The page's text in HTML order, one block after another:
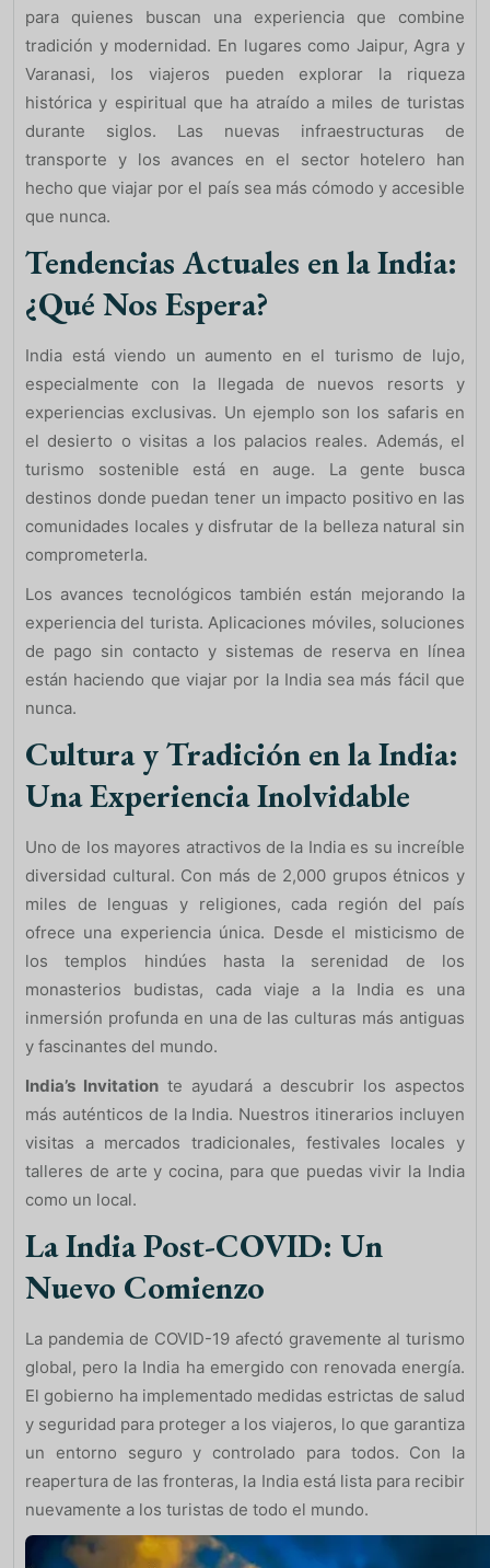
para quienes buscan una experiencia que combine
tradición y modernidad. En lugares como Jaipur, Agra y
Varanasi, los viajeros pueden explorar la riqueza
histórica y espiritual que ha atraído a miles de turistas
durante siglos. Las nuevas infraestructuras de
transporte y los avances en el sector hotelero han
hecho que viajar por el país sea más cómodo y accesible
que nunca.
Tendencias Actuales en la India:
¿Qué Nos Espera?
India está viendo un aumento en el turismo de lujo,
especialmente con la llegada de nuevos resorts y
experiencias exclusivas. Un ejemplo son los safaris en
el desierto o visitas a los palacios reales. Además, el
turismo sostenible está en auge. La gente busca
destinos donde puedan tener un impacto positivo en las
comunidades locales y disfrutar de la belleza natural sin
comprometerla.
Los avances tecnológicos también están mejorando la
experiencia del turista. Aplicaciones móviles, soluciones
de pago sin contacto y sistemas de reserva en línea
están haciendo que viajar por la India sea más fácil que
nunca.
Cultura y Tradición en la India:
Una Experiencia Inolvidable
Uno de los mayores atractivos de la India es su increíble
diversidad cultural. Con más de 2,000 grupos étnicos y
miles de lenguas y religiones, cada región del país
ofrece una experiencia única. Desde el misticismo de
los templos hindúes hasta la serenidad de los
monasterios budistas, cada viaje a la India es una
inmersión profunda en una de las culturas más antiguas
y fascinantes del mundo.
India’s Invitation te ayudará a descubrir los aspectos
más auténticos de la India. Nuestros itinerarios incluyen
visitas a mercados tradicionales, festivales locales y
talleres de arte y cocina, para que puedas vivir la India
como un local.
La India Post-COVID: Un
Nuevo Comienzo
La pandemia de COVID-19 afectó gravemente al turismo
global, pero la India ha emergido con renovada energía.
El gobierno ha implementado medidas estrictas de salud
y seguridad para proteger a los viajeros, lo que garantiza
un entorno seguro y controlado para todos. Con la
reapertura de las fronteras, la India está lista para recibir
nuevamente a los turistas de todo el mundo.